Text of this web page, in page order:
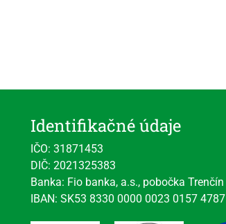
Identifikačné údaje
IČO: 31871453
DIČ: 2021325383
Banka: Fio banka, a.s., pobočka Trenčín
IBAN: SK53 8330 0000 0023 0157 4787